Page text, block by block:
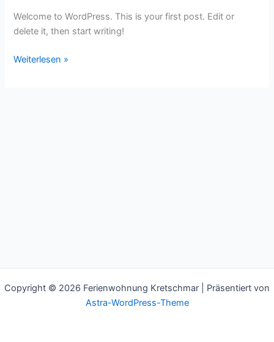
Welcome to WordPress. This is your first post. Edit or
delete it, then start writing!
Hello
Weiterlesen »
Copyright © 2026 Ferienwohnung Kretschmar | Präsentiert von
Astra-WordPress-Theme